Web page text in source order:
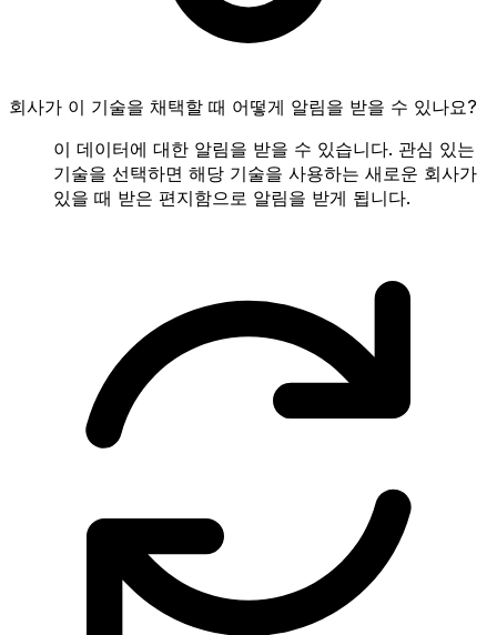
회사가 이 기술을 채택할 때 어떻게 알림을 받을 수 있나요?
이 데이터에 대한 알림을 받을 수 있습니다. 관심 있는
기술을 선택하면 해당 기술을 사용하는 새로운 회사가
있을 때 받은 편지함으로 알림을 받게 됩니다.